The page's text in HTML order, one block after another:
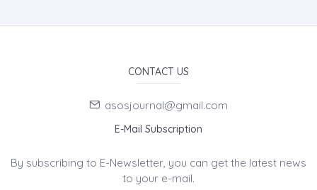
CONTACT US
asosjournal@gmail.com
E-Mail Subscription
By subscribing to E-Newsletter, you can get the latest news
to your e-mail.